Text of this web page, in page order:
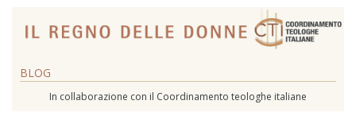
BLOG
In collaborazione con il Coordinamento teologhe italiane